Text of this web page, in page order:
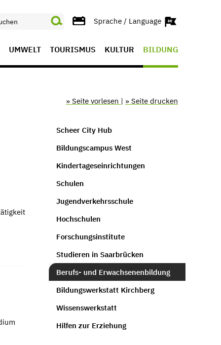
Sprache / Language
UMWELT TOURISMUS KULTUR BILDUNG
» Seite vorlesen | » Seite drucken
Scheer City Hub
Bildungscampus West
Kindertageseinrichtungen
Schulen
Jugendverkehrsschule
Hochschulen
Forschungsinstitute
Studieren in Saarbrücken
Berufs- und Erwachsenenbildung
Bildungswerkstatt Kirchberg
Wissenswerkstatt
Hilfen zur Erziehung